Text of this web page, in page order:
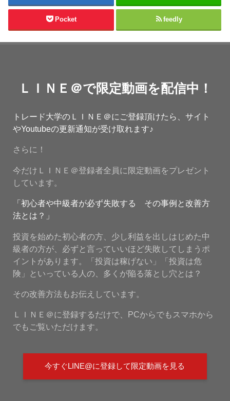
Pocket feedly
ＬＩＮＥ＠で限定動画を配信中！
トレード大学のＬＩＮＥ＠にご登録頂けたら、サイト
やYoutubeの更新通知が受け取れます♪
さらに！
今だけＬＩＮＥ＠登録者全員に限定動画をプレゼント
しています。
「初心者や中級者が必ず失敗する その事例と改善方
法とは？」
投資を始めた初心者の方、少し利益を出しはじめた中
級者の方が、必ずと言っていいほど失敗してしまうポ
イントがあります。「投資は稼げない」「投資は危
険」といっている人の、多くが陥る落とし穴とは？
その改善方法もお伝えしています。
ＬＩＮＥ＠に登録するだけで、PCからでもスマホから
でもご覧いただけます。
今すぐLINE@に登録して限定動画を見る